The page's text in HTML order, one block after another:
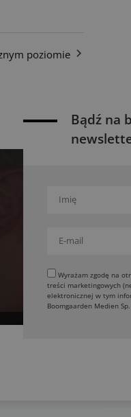
poziomie
Bądź na
Wyrażam zgodę na
treści marketingowych
elektronicznej w tym
Boomgaarden Medien